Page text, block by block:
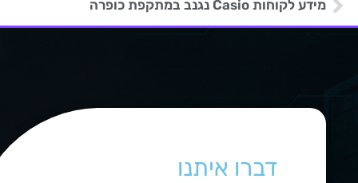
מידע לקוחות Casio נגנב במתקפת כופרה
דברו איתנו